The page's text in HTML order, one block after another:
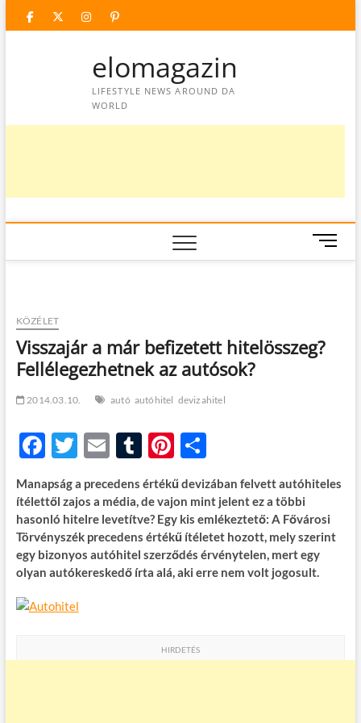
facebooktwitter
instagram
googleplus
pinterest
elomagazin
LIFESTYLE NEWS AROUND DA
WORLD
M
e
t
KÖZÉLET
Visszajár a már befizetett hitelösszeg?
Fellélegezhetnek az autósok?
2014.03.10. autó autóhitel devizahitel
F
ac
e
b
o
o
k
T
itt
er
E
m
ail
T
u
m
bl
r
Pi
nt
er
es
t
O
ss
za
m
e
g
Manapság a precedens értékű devizában felvett autóhiteles
ítélettől zajos a média, de vajon mint jelent ez a többi
hasonló hitelre levetítve? Egy kis emlékeztető: A Fővárosi
Törvényszék precedens értékű ítéletet hozott, mely szerint
egy bizonyos autóhitel szerződés érvénytelen, mert egy
olyan autókereskedő írta alá, aki erre nem volt jogosult.
HIRDETÉS